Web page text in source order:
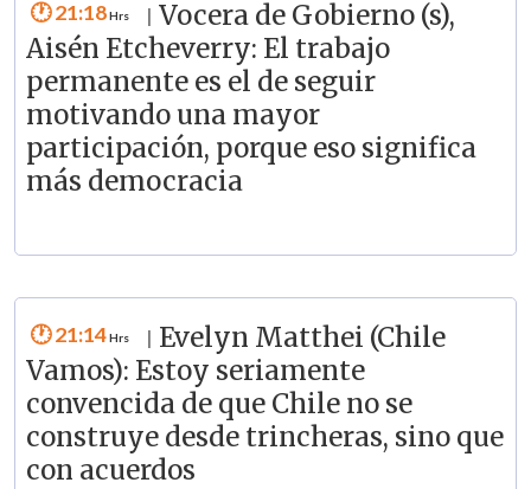
21:18
Vocera de Gobierno (s),
Aisén Etcheverry: El trabajo
permanente es el de seguir
motivando una mayor
participación, porque eso significa
más democracia
21:14
Evelyn Matthei (Chile
Vamos): Estoy seriamente
convencida de que Chile no se
construye desde trincheras, sino que
con acuerdos